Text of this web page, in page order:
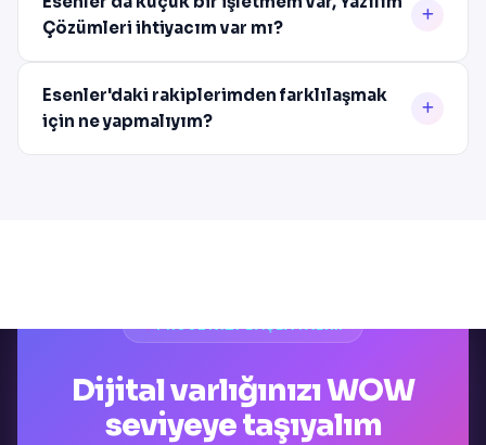
Çözümleri ihtiyacım var mı?
Esenler'daki rakiplerimden farklılaşmak
için ne yapmalıyım?
Dijital varlığınızı WOW
seviyeye taşıyalım